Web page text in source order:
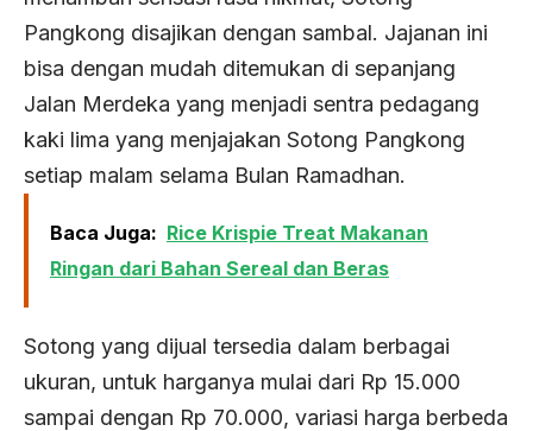
Pangkong disajikan dengan sambal. Jajanan ini
bisa dengan mudah ditemukan di sepanjang
Jalan Merdeka yang menjadi sentra pedagang
kaki lima yang menjajakan Sotong Pangkong
setiap malam selama Bulan Ramadhan.
Baca Juga: Rice Krispie Treat Makanan
Ringan dari Bahan Sereal dan Beras
Sotong yang dijual tersedia dalam berbagai
ukuran, untuk harganya mulai dari Rp 15.000
sampai dengan Rp 70.000, variasi harga berbeda